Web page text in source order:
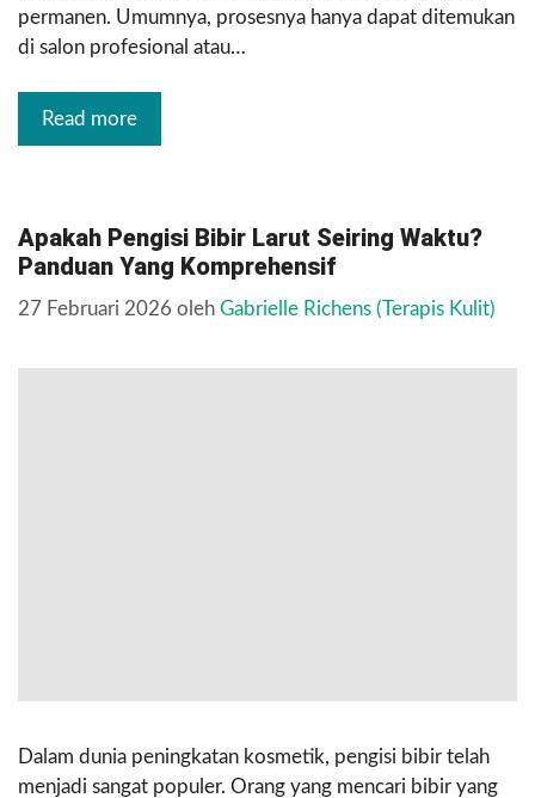
permanen. Umumnya, prosesnya hanya dapat ditemukan
di salon profesional atau…
Read more
Apakah Pengisi Bibir Larut Seiring Waktu?
Panduan Yang Komprehensif
27 Februari 2026 oleh Gabrielle Richens (Terapis Kulit)
Dalam dunia peningkatan kosmetik, pengisi bibir telah
menjadi sangat populer. Orang yang mencari bibir yang